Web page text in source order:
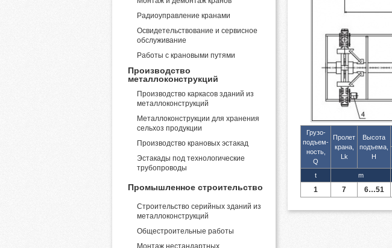
Радиоуправление кранами
Освидетельствование и сервисное
обслуживание
Работы с крановыми путями
Производство
металлоконструкций
Производство каркасов зданий из
металлоконструкций
Металлоконструкции для хранения
сельхоз продукции
Производство крановых эстакад
Эстакады под технологические
трубопроводы
Промышленное строительство
Строительство серийных зданий из
металлоконструкций
Общестроительные работы
Монтаж нестандартных
Грузо-
подъем-
ность,
Q
Пролет
крана,
Lk
Высота
подъема,
H
t m
1 7 6…51